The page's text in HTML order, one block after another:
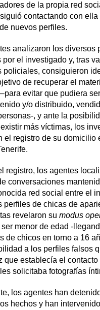
de la propia red
contactando con ella
nuevos perfiles.
analizaron los diversos
por el investigado y, tras
policiales, consiguieron
de recuperar el
evitar que pudiera
y/o distribuido,
, y ante la
más víctimas, los
el registro de su domicilio
registro, los agentes
conversaciones
red social entre el
perfiles de chicas de
revelaron su modus
menor de edad -
de chicos en torno a 16
a los perfiles falsos
que establecía el contacto
solicitaba fotografías
los agentes han
hechos y han